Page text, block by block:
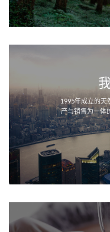
1995年成立的天
产与销售为一体